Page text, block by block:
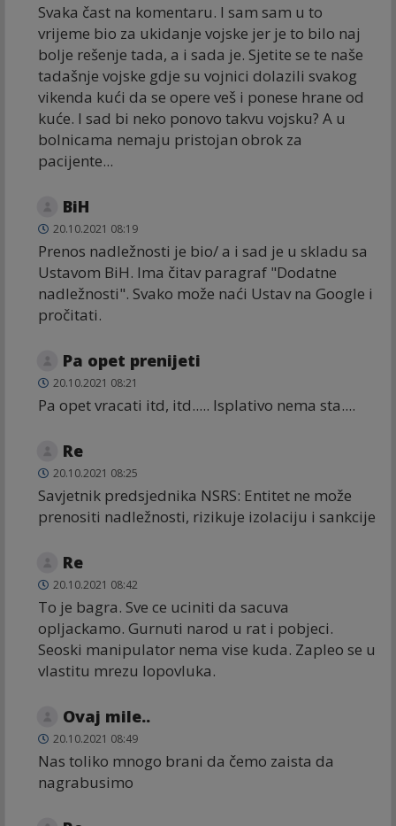
Svaka čast na komentaru. I sam sam u to
vrijeme bio za ukidanje vojske jer je to bilo naj
bolje rešenje tada, a i sada je. Sjetite se te naše
tadašnje vojske gdje su vojnici dolazili svakog
vikenda kući da se opere veš i ponese hrane od
kuće. I sad bi neko ponovo takvu vojsku? A u
bolnicama nemaju pristojan obrok za
pacijente...
BiH
20.10.2021 08:19
Prenos nadležnosti je bio/ a i sad je u skladu sa
Ustavom BiH. Ima čitav paragraf "Dodatne
nadležnosti". Svako može naći Ustav na Google i
pročitati.
Pa opet prenijeti
20.10.2021 08:21
Pa opet vracati itd, itd..... Isplativo nema sta....
Re
20.10.2021 08:25
Savjetnik predsjednika NSRS: Entitet ne može
prenositi nadležnosti, rizikuje izolaciju i sankcije
Re
20.10.2021 08:42
To je bagra. Sve ce uciniti da sacuva
opljackamo. Gurnuti narod u rat i pobjeci.
Seoski manipulator nema vise kuda. Zapleo se u
vlastitu mrezu lopovluka.
Ovaj mile..
20.10.2021 08:49
Nas toliko mnogo brani da čemo zaista da
nagrabusimo